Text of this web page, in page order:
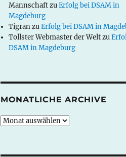
MannschaftzuErfolg bei DSAM in
Magdeburg
TigranzuErfolg bei DSAM in
Tollster Webmaster der Weltzu
DSAM in Magdeburg
MONATLICHE ARCHIVE
monatliche